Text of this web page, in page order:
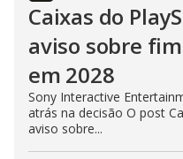
Caixas do
aviso sobre
em 2028
Sony Interactive
atrás na decisão O post
aviso sobre...